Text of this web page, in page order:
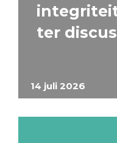
14 juli 2026
ter